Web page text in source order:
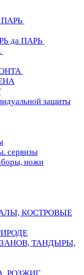
ПАРЬ
да ПАРЬ
защиты
сервизы
ножи
КОСТРОВЫЕ
ТАНДЫРЫ,